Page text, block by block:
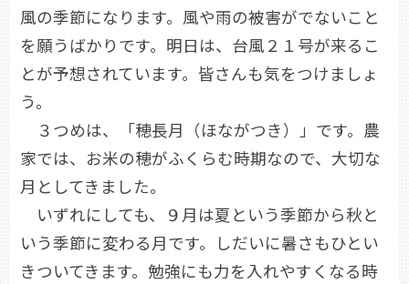
風の季節になります。風や雨の被害がでないこと
を願うばかりです。明日は、台風２１号が来るこ
とが予想されています。皆さんも気をつけましょ
う。
３つめは、「穂長月（ほながつき）」です。農
家では、お米の穂がふくらむ時期なので、大切な
月としてきました。
いずれにしても、９月は夏という季節から秋と
いう季節に変わる月です。しだいに暑さもひとい
きついてきます。勉強にも力を入れやすくなる時